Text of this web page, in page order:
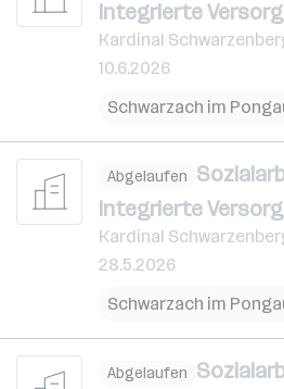
Integrierte
Kardinal
10.6.2026
Schwarzach im
Abgelaufen
Integrierte
Kardinal
28.5.2026
Schwarzach im
Abgelaufen